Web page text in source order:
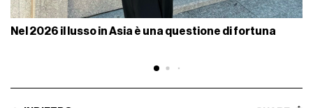
Nel 2026 il lusso in Asia è una questione di fortuna